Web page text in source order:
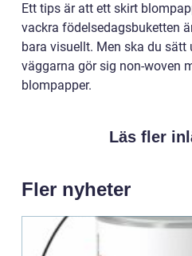
Ett tips är att ett skirt
vackra födelsedagsbuketten
bara visuellt. Men ska du sätt
väggarna gör sig non-woven
blompapper.
Läs fler
Fler nyheter